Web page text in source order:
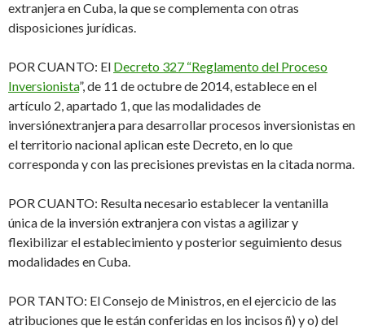
extranjera en Cuba, la que se complementacon otras
disposiciones jurídicas.
POR CUANTO: El Decreto 327 “Reglamento del Proceso
Inversionista”, de 11 deoctubre de 2014, establece en el
artículo 2, apartado 1, que las modalidades de
inversiónextranjera para desarrollar procesos inversionistas en
el territorio nacional aplican este Decreto, en lo que
corresponda y con las precisiones previstas en la citada norma.
POR CUANTO: Resulta necesario establecer la ventanilla
única de la inversión extranjera con vistas a agilizar y
flexibilizar el establecimiento y posterior seguimiento desus
modalidades en Cuba.
POR TANTO: El Consejo de Ministros, en el ejercicio de las
atribuciones que le estánconferidas en los incisos ñ) y o) del